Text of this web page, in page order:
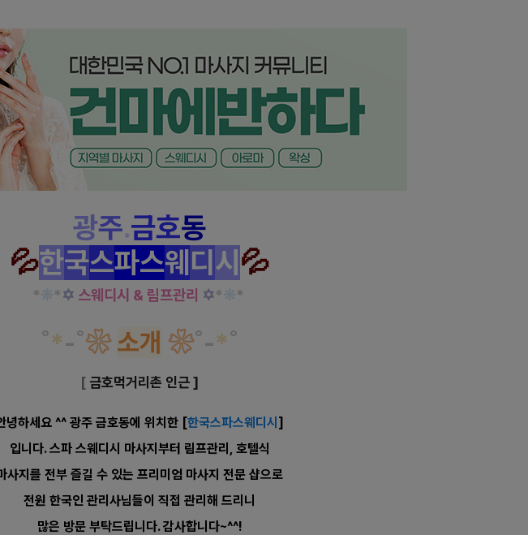
광주.금호동
💦한국스파스웨 디 시 💦
* *✡ 스웨디시 & 림프관리 ✡* *
˚*-˚❀ 소개 ❀˚-*˚
[ 금호먹거리촌 인근 ]
녕하세요 ^^ 광주 금호동에 위치한 [한국스파스웨디시 ]
입니다.스파 스웨디시 마사지부터 림프관리, 호텔식
사지를 전부 즐길 수 있는 프리미엄 마사지 전문 샵으로
전원 한국인 관리사님들이 직접 관리해 드리니
많은 방문 부탁드립니다. 감사합니다~^^!